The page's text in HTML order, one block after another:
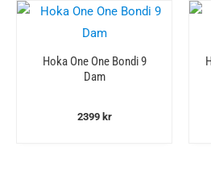
Hoka One One Bondi 9
Dam
2399 kr